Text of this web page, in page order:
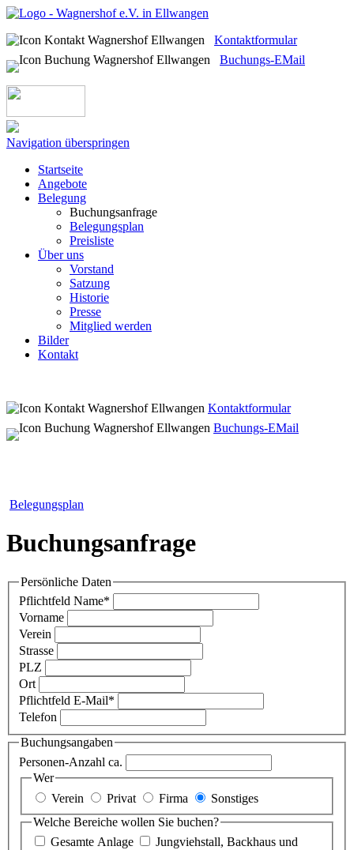
Kontaktformular
Buchungs-EMail
Navigation überspringen
Startseite
Angebote
Belegung
Buchungsanfrage
Belegungsplan
Preisliste
Über uns
Vorstand
Satzung
Historie
Presse
Mitglied werden
Bilder
Kontakt
Kontaktformular
Buchungs-EMail
Belegungsplan
Buchungsanfrage
Persönliche Daten
Pflichtfeld Name*
Vorname
Verein
Strasse
PLZ
Ort
Pflichtfeld E-Mail*
Telefon
Buchungsangaben
Personen-Anzahl ca.
Wer
Verein
Privat Firma
Sonstiges
Welche Bereiche wollen Sie buchen?
Gesamte Anlage
Jungviehstall, Backhaus und